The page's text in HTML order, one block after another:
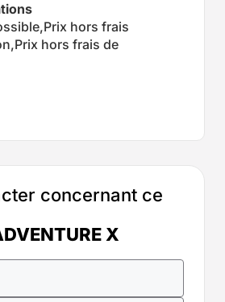
hors frais
hors frais de
concernant ce
X